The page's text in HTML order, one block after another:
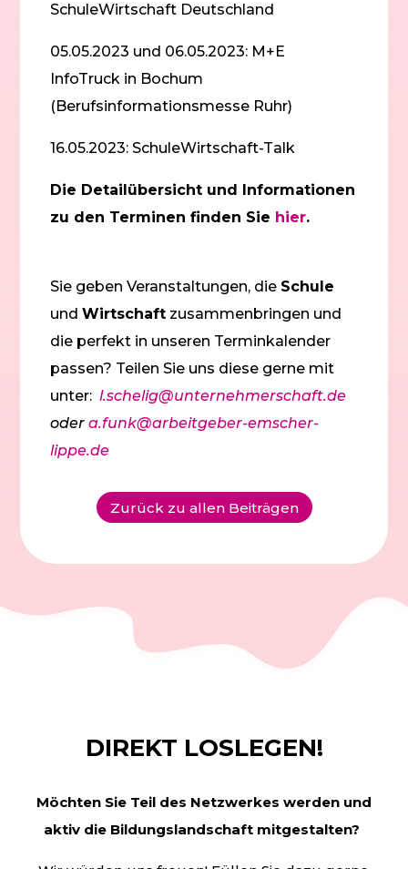
SchuleWirtschaft Deutschland
05.05.2023 und 06.05.2023: M+E
InfoTruck in Bochum
(Berufsinformationsmesse Ruhr)
16.05.2023: SchuleWirtschaft-Talk
Die Detailübersicht und Informationen
zu den Terminen finden Sie hier.
Sie geben Veranstaltungen, die Schule
und Wirtschaftzusammenbringen und
die perfekt in unseren Terminkalender
passen? Teilen Sie uns diese gerne mit
unter: l.schelig@unternehmerschaft.de
oder a.funk@arbeitgeber-emscher-
lippe.de
Zurück zu allen Beiträgen
DIREKT LOSLEGEN!
Möchten Sie Teil des Netzwerkes werden und
aktiv die Bildungslandschaft mitgestalten?